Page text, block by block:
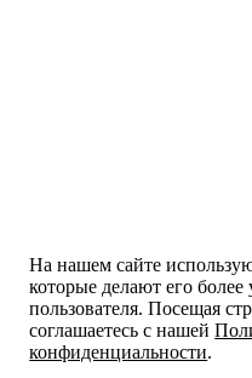
На нашем сайте
которые делают его
пользователя. Посещая
соглашаетесь с нашей
конфиденциальности.